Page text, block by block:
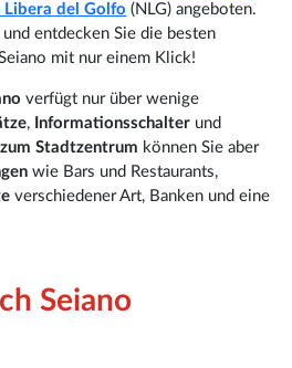
Libera del Golfo (NLG) angeboten.
und entdecken Sie die besten
mit nur einem Klick!
verfügt nur über wenige
, Informationsschalter und
Stadtzentrum können Sie aber
wie Bars und Restaurants,
verschiedener Art, Banken und eine
Seiano